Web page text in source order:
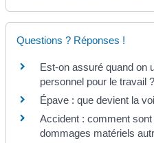
Questions ? Réponses !
Est-on assuré quand on
personnel pour le travail ?
Épave : que devient la
Accident : comment
dommages matériels